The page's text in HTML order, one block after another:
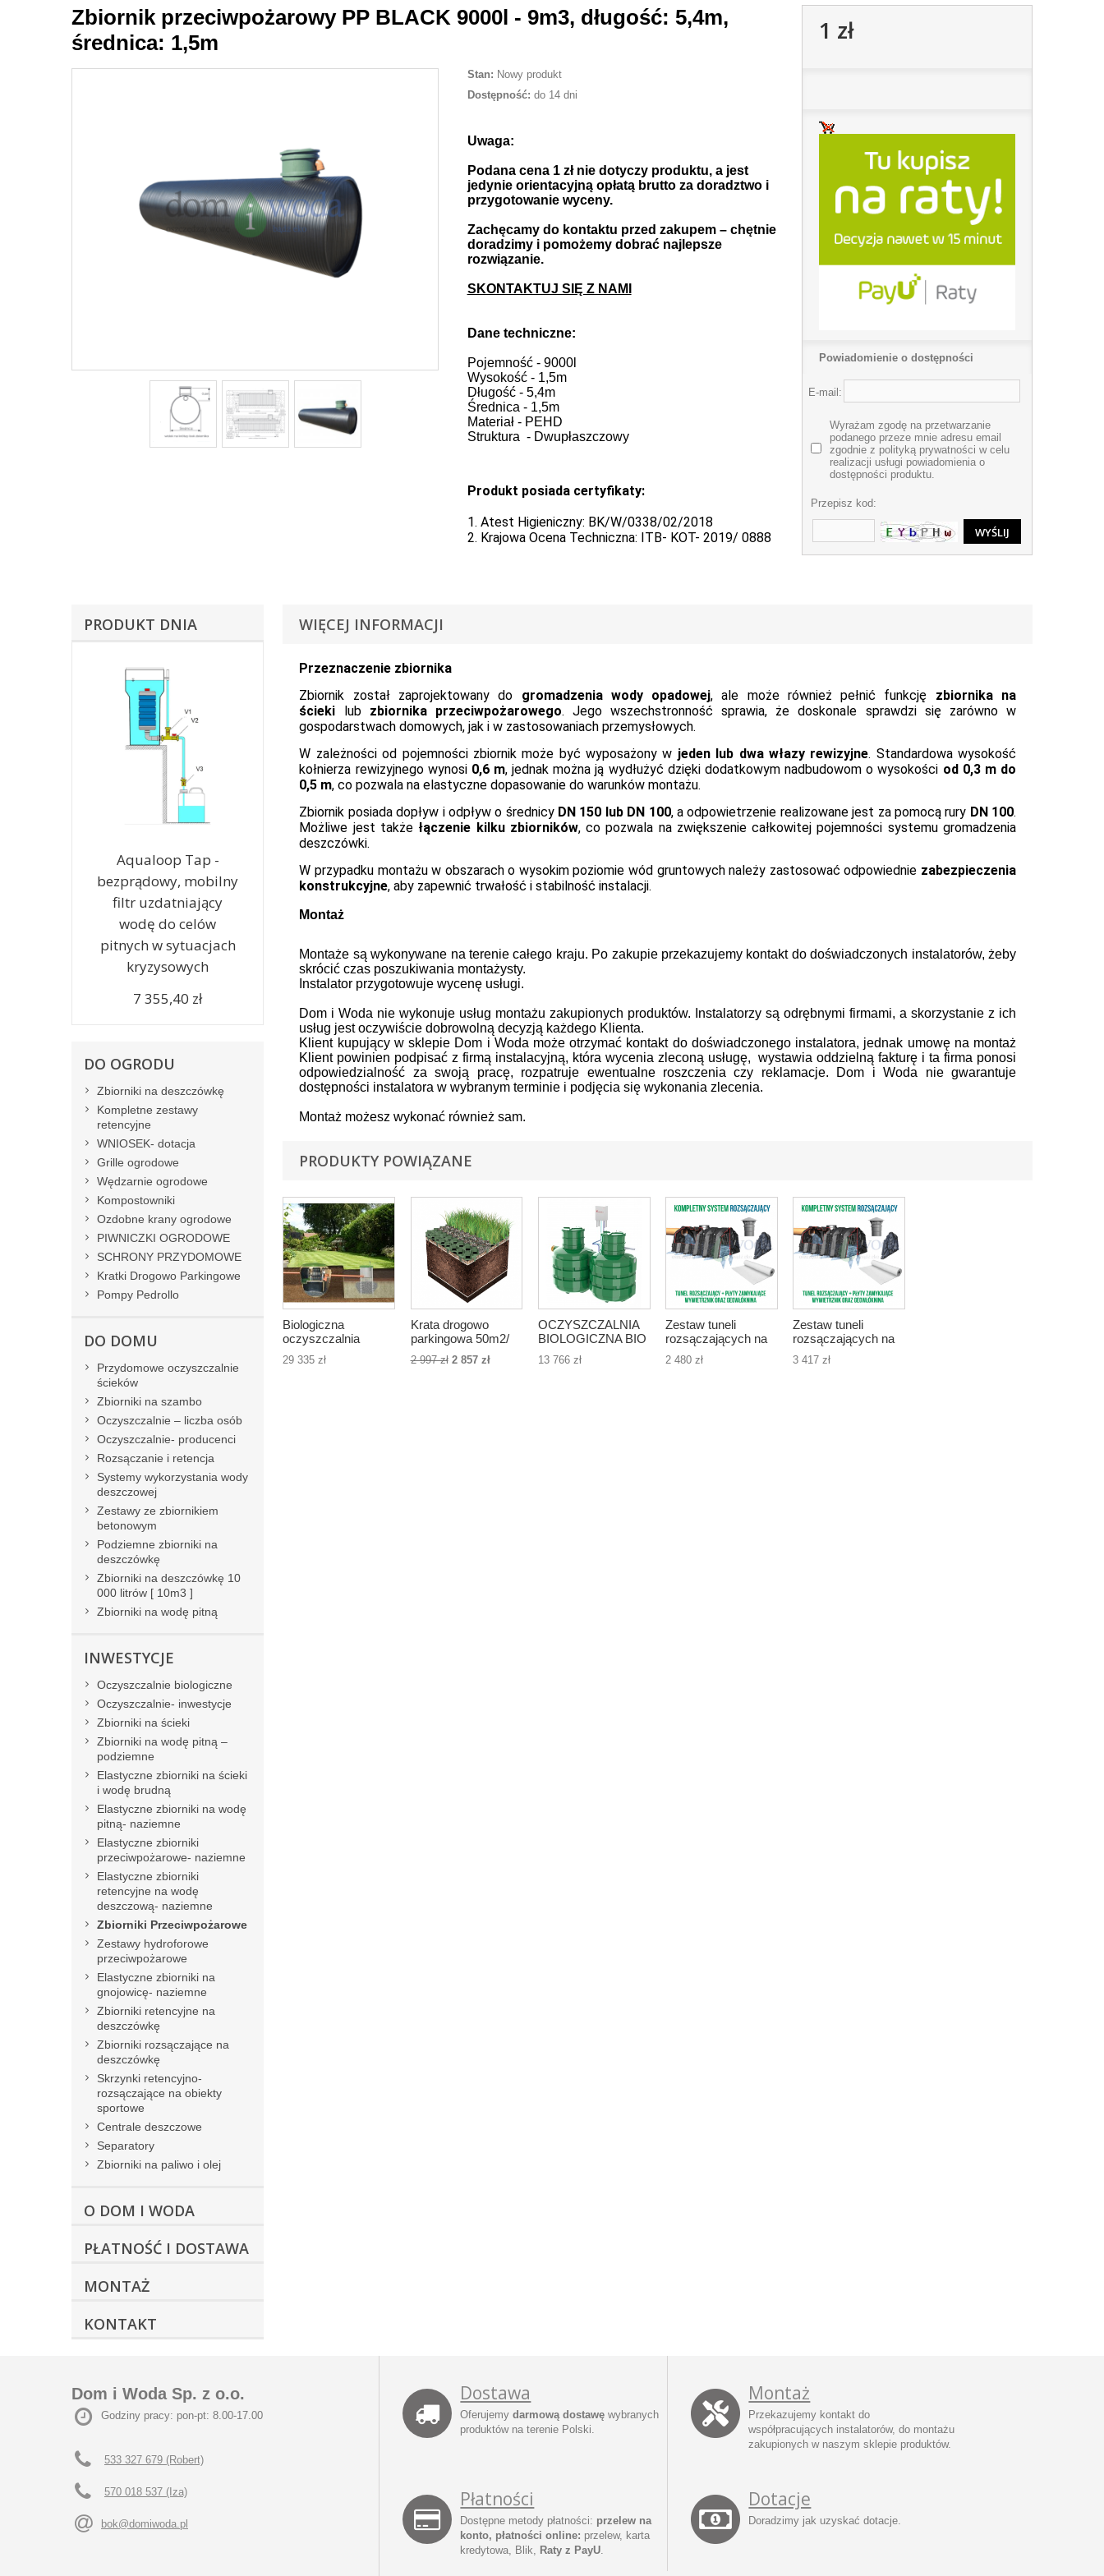
Zbiornik przeciwpożarowy PP BLACK 9000l - 9m3, długość: 5,4m,
średnica: 1,5m
Stan: Nowy produkt
Dostępność: do 14 dni
Uwaga:
Podana cena 1 zł nie dotyczy produktu, a jest
jedynie orientacyjną opłatą brutto za doradztwo i
przygotowanie wyceny.
Zachęcamy do kontaktu przed zakupem – chętnie
doradzimy i pomożemy dobrać najlepsze
rozwiązanie.
SKONTAKTUJ SIĘ Z NAMI
Dane techniczne:
Pojemność - 9000l
Wysokość - 1,5m
Długość - 5,4m
Średnica - 1,5m
Materiał - PEHD
Struktura - Dwupłaszczowy
Produkt posiada certyfikaty:
1. Atest Higieniczny: BK/W/0338/02/2018
2. Krajowa Ocena Techniczna: ITB- KOT- 2019/ 0888
1 zł
Powiadomienie o dostępności
E-mail:
Wyrażam zgodę na przetwarzanie
podanego przeze mnie adresu email
zgodnie z polityką prywatności w celu
realizacji usługi powiadomienia o
dostępności produktu.
Przepisz kod:
WIĘCEJ INFORMACJI
Przeznaczenie zbiornika
Zbiornik został zaprojektowany do gromadzenia wody opadowej, ale może również pełnić funkcję zbiornika na
ścieki lub zbiornika przeciwpożarowego. Jego wszechstronność sprawia, że doskonale sprawdzi się zarówno w
gospodarstwach domowych, jak i w zastosowaniach przemysłowych.
W zależności od pojemności zbiornik może być wyposażony w jeden lub dwa włazy rewizyjne. Standardowa wysokość
kołnierza rewizyjnego wynosi 0,6 m, jednak można ją wydłużyć dzięki dodatkowym nadbudowom o wysokości od 0,3 m do
0,5 m, co pozwala na elastyczne dopasowanie do warunków montażu.
Zbiornik posiada dopływ i odpływ o średnicy DN 150 lub DN 100, a odpowietrzenie realizowane jest za pomocą rury DN 100.
Możliwe jest także łączenie kilku zbiorników, co pozwala na zwiększenie całkowitej pojemności systemu gromadzenia
deszczówki.
W przypadku montażu w obszarach o wysokim poziomie wód gruntowych należy zastosować odpowiednie zabezpieczenia
konstrukcyjne, aby zapewnić trwałość i stabilność instalacji.
Montaż
Montaże są wykonywane na terenie całego kraju. Po zakupie przekazujemy kontakt do doświadczonych instalatorów, żeby
skrócić czas poszukiwania montażysty.
Instalator przygotowuje wycenę usługi.
Dom i Woda nie wykonuje usług montażu zakupionych produktów. Instalatorzy są odrębnymi firmami, a skorzystanie z ich
usług jest oczywiście dobrowolną decyzją każdego Klienta.
Klient kupujący w sklepie Dom i Woda może otrzymać kontakt do doświadczonego instalatora, jednak umowę na montaż
Klient powinien podpisać z firmą instalacyjną, która wycenia zleconą usługę, wystawia oddzielną fakturę i ta firma ponosi
odpowiedzialność za swoją pracę, rozpatruje ewentualne roszczenia czy reklamacje. Dom i Woda nie gwarantuje
dostępności instalatora w wybranym terminie i podjęcia się wykonania zlecenia.
Montaż możesz wykonać również sam.
PRODUKTY POWIĄZANE
Biologiczna
oczyszczalnia
BioDisc dla 6 osób
29 335 zł
Krata drogowo
parkingowa 50m2/
220szt. , wys. 4cm,
kolor zielony - Stella
2 997 zł 2 857 zł
OCZYSZCZALNIA
BIOLOGICZNA BIO
SOLID/ 2- 4 osób / z
deklaracją na
13 766 zł
Zestaw tuneli
rozsączających na
200 m2 dachu, 8
szt. tuneli o poj.
2 480 zł
Zestaw tuneli
rozsączających na
300 m2 dachu, 12
szt. tuneli o poj.
3 417 zł
PRODUKT DNIA
Aqualoop Tap -
bezprądowy, mobilny
filtr uzdatniający
wodę do celów
pitnych w sytuacjach
kryzysowych
7 355,40 zł
DO OGRODU
Zbiorniki na deszczówkę
Kompletne zestawy
retencyjne
WNIOSEK- dotacja
Grille ogrodowe
Wędzarnie ogrodowe
Kompostowniki
Ozdobne krany ogrodowe
PIWNICZKI OGRODOWE
SCHRONY PRZYDOMOWE
Kratki Drogowo Parkingowe
Pompy Pedrollo
DO DOMU
Przydomowe oczyszczalnie
ścieków
Zbiorniki na szambo
Oczyszczalnie – liczba osób
Oczyszczalnie- producenci
Rozsączanie i retencja
Systemy wykorzystania wody
deszczowej
Zestawy ze zbiornikiem
betonowym
Podziemne zbiorniki na
deszczówkę
Zbiorniki na deszczówkę 10
000 litrów [ 10m3 ]
Zbiorniki na wodę pitną
INWESTYCJE
Oczyszczalnie biologiczne
Oczyszczalnie- inwestycje
Zbiorniki na ścieki
Zbiorniki na wodę pitną –
podziemne
Elastyczne zbiorniki na ścieki
i wodę brudną
Elastyczne zbiorniki na wodę
pitną- naziemne
Elastyczne zbiorniki
przeciwpożarowe- naziemne
Elastyczne zbiorniki
retencyjne na wodę
deszczową- naziemne
Zbiorniki Przeciwpożarowe
Zestawy hydroforowe
przeciwpożarowe
Elastyczne zbiorniki na
gnojowicę- naziemne
Zbiorniki retencyjne na
deszczówkę
Zbiorniki rozsączające na
deszczówkę
Skrzynki retencyjno-
rozsączające na obiekty
sportowe
Centrale deszczowe
Separatory
Zbiorniki na paliwo i olej
O DOM I WODA
PŁATNOŚĆ I DOSTAWA
MONTAŻ
KONTAKT
Dom i Woda Sp. z o.o.
Godziny pracy: pon-pt: 8.00-17.00
533 327 679 (Robert)
570 018 537 (Iza)
bok@domiwoda.pl
Dostawa
Oferujemydarmową dostawę wybranych
produktów na terenie Polski.
Płatności
Dostępne metody płatności: przelew na
konto, płatności online: przelew, karta
kredytowa, Blik,
Raty z PayU
Montaż
Przekazujemy kontakt do
współpracujących instalatorów, do montażu
zakupionych w naszym sklepie produktów.
Dotacje
Doradzimy jak uzyskać dotacje.